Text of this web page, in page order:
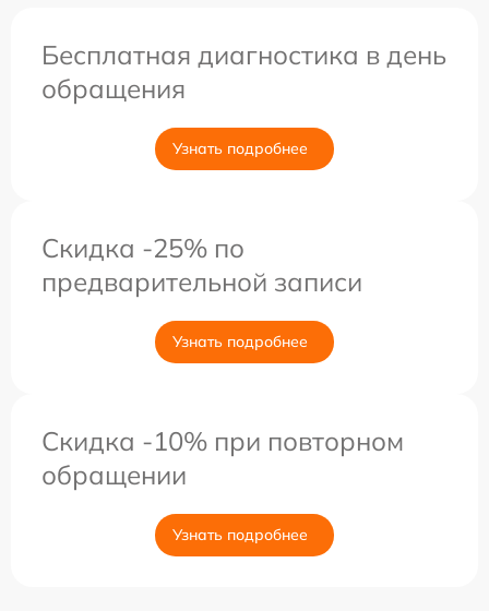
Бесплатная диагностика в день
обращения
Узнать подробнее
Скидка -25% по
предварительной записи
Узнать подробнее
Скидка -10% при повторном
обращении
Узнать подробнее